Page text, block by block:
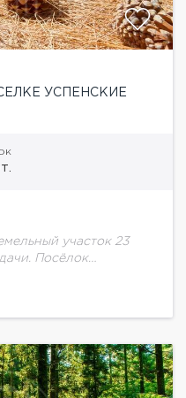
УСПЕНСКИЕ
участок 23
Посёлок
имеет